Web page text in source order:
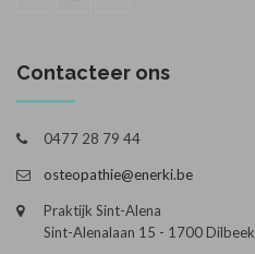
Contacteer ons
0477 28 79 44
osteopathie@enerki.be
Praktijk Sint-Alena
Sint-Alenalaan 15 - 1700 Dilbeek